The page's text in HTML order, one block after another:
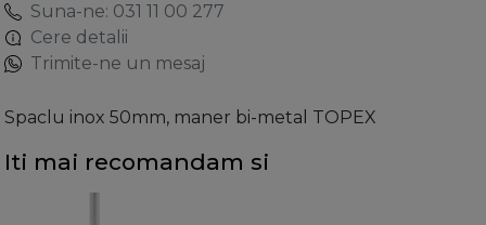
Suna-ne: 031 11 00 277
Cere detalii
Trimite-ne un mesaj
Spaclu inox 50mm, maner bi-metal TOPEX
Iti mai recomandam si